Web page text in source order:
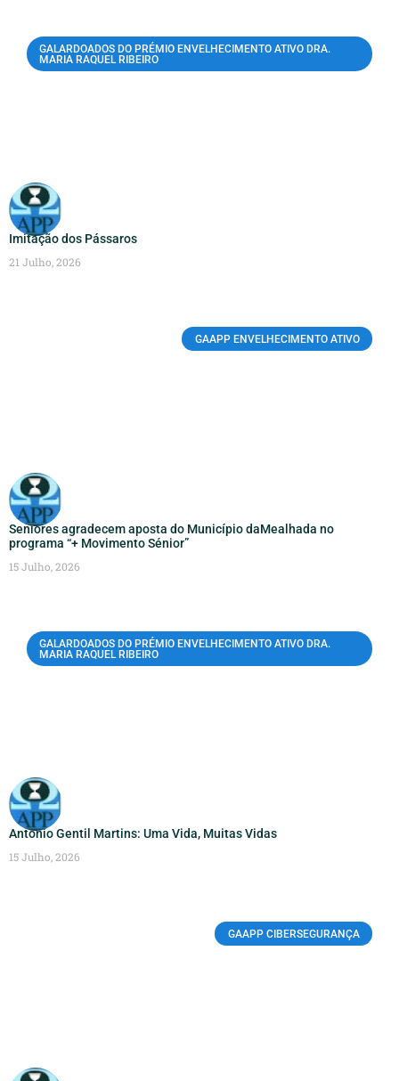
GALARDOADOS DO PRÉMIO ENVELHECIMENTO ATIVO DRA.
MARIA RAQUEL RIBEIRO
Imitação dos Pássaros
21 Julho, 2026
GAAPP ENVELHECIMENTO ATIVO
Seniores agradecem aposta do Município daMealhada no
programa “+ Movimento Sénior”
15 Julho, 2026
GALARDOADOS DO PRÉMIO ENVELHECIMENTO ATIVO DRA.
MARIA RAQUEL RIBEIRO
António Gentil Martins: Uma Vida, Muitas Vidas
15 Julho, 2026
GAAPP CIBERSEGURANÇA